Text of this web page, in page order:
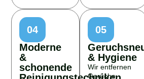
04
Moderne
&
schonende
Reinigungstechniken
05
& Hygiene
Wir entfernen
Gerüche